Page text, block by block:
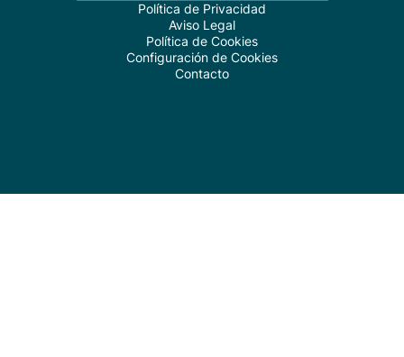
Política de Privacidad
Aviso Legal
Política de Cookies
Configuración de Cookies
Contacto